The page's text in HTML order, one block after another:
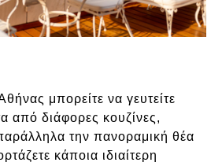
μπορείτε να γευτείτε
από διάφορες κουζίνες,
την πανοραμική θέα
κάποια ιδιαίτερη